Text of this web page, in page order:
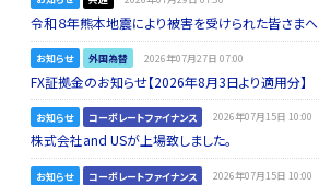
令和８年熊本地震により被害を受けられた皆さまへ
お知らせ 外国為替 2026年07月27日 07:00
FX証拠金のお知らせ【2026年8月3日より適用分】
お知らせ コーポレートファイナンス 2026年07月15日 10:00
株式会社and USが上場致しました。
お知らせ コーポレートファイナンス 2026年07月15日 10:00